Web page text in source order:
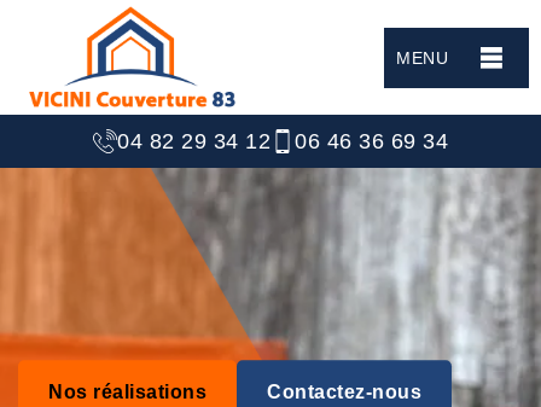
MENU
04 82 29 34 12 06 46 36 69 34
Nos réalisations Contactez-nous